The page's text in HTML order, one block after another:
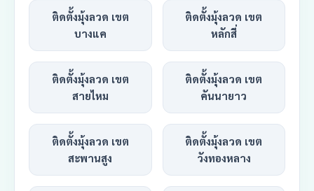
ติดตั้งมุ้งลวด เขต
บางแค
ติดตั้งมุ้งลวด เขต
หลักสี่
ติดตั้งมุ้งลวด เขต
สายไหม
ติดตั้งมุ้งลวด เขต
คันนายาว
ติดตั้งมุ้งลวด เขต
สะพานสูง
ติดตั้งมุ้งลวด เขต
วังทองหลาง